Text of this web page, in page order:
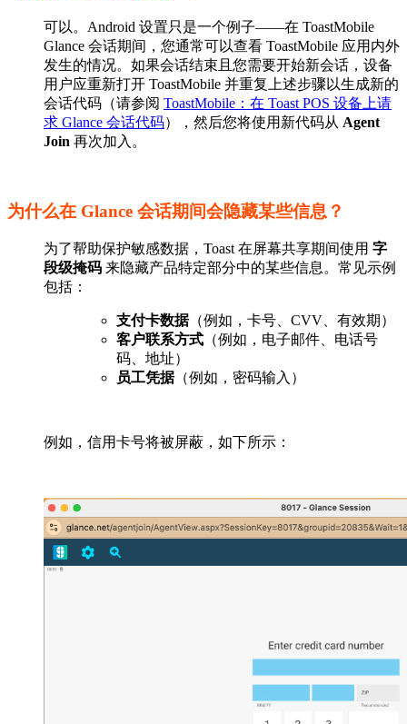
可以。Android 设置只是一个例子——在 ToastMobile
Glance 会话期间，您通常可以查看 ToastMobile 应用内外
发生的情况。如果会话结束且您需要开始新会话，设备
用户应重新打开 ToastMobile 并重复上述步骤以生成新的
会话代码（请参阅 ToastMobile：在 Toast POS 设备上请
求 Glance 会话代码），然后您将使用新代码从 Agent
Join 再次加入。
为什么在 Glance 会话期间会隐藏某些信息？
为了帮助保护敏感数据，Toast 在屏幕共享期间使用 字
段级掩码 来隐藏产品特定部分中的某些信息。常见示例
包括：
支付卡数据（例如，卡号、CVV、有效期）
客户联系方式 （例如，电子邮件、电话号
码、地址）
员工凭据（例如，密码输入）
例如，信用卡号将被屏蔽，如下所示：